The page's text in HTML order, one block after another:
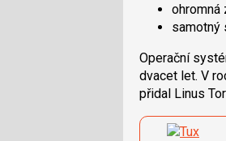
ohromná
samotný
Operační
dvacet let. V
přidal Linus